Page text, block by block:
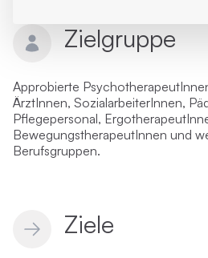
Zielgruppe
Approbierte
ÄrztInnen, SozialarbeiterInnen,
Pflegepersonal,
BewegungstherapeutInnen und
Berufsgruppen.
Ziele